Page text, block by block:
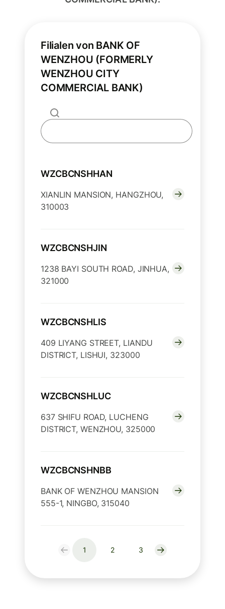
Filialen von BANK OF
WENZHOU (FORMERLY
WENZHOU CITY
COMMERCIAL BANK)
WZCBCNSHHAN
XIANLIN MANSION, HANGZHOU,
310003
WZCBCNSHJIN
1238 BAYI SOUTH ROAD, JINHUA,
321000
WZCBCNSHLIS
409 LIYANG STREET, LIANDU
DISTRICT, LISHUI, 323000
WZCBCNSHLUC
637 SHIFU ROAD, LUCHENG
DISTRICT, WENZHOU, 325000
WZCBCNSHNBB
BANK OF WENZHOU MANSION
555-1, NINGBO, 315040
1 2 3